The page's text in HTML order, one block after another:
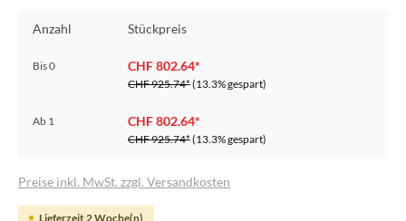
Anzahl Stückpreis
Bis0 CHF 802.64*
CHF 925.74*(13.3% gespart)
Ab 1 CHF 802.64*
CHF 925.74*(13.3% gespart)
Preise inkl. MwSt. zzgl. Versandkosten
Lieferzeit 2 Woche(n)